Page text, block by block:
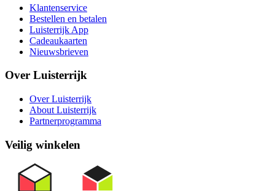
Klantenservice
Bestellen en betalen
Luisterrijk App
Cadeaukaarten
Nieuwsbrieven
Over Luisterrijk
Over Luisterrijk
About Luisterrijk
Partnerprogramma
Veilig winkelen